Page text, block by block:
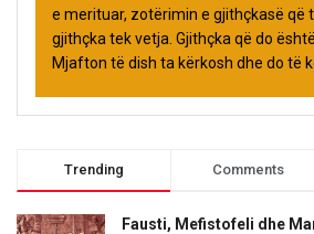
e merituar, zotërimin e gjithçkasë që
gjithçka tek vetja. Gjithçka që do
Mjafton të dish ta kërkosh dhe do të
Trending Comments
Fausti, Mefistofeli dhe